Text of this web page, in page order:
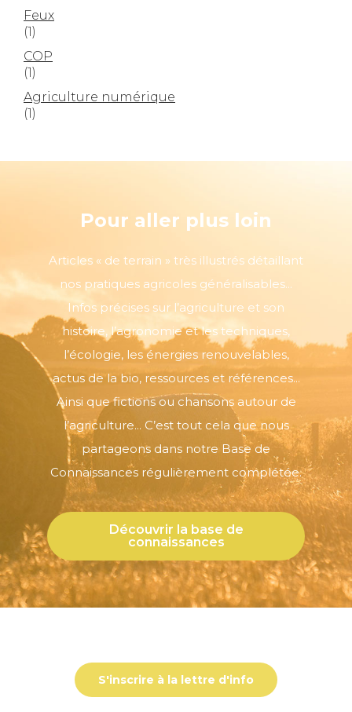
Feux
(1)
COP
(1)
Agriculture numérique
(1)
Pour aller plus loin
Articles « de terrain » très illustrés détaillant
nos pratiques agricoles généralisables...
Infos précises sur l’agriculture et son
histoire, l’agronomie et les techniques,
l’écologie, les énergies renouvelables,
actus de la bio, ressources et références...
Ainsi que fictions ou chansons autour de
l’agriculture... C’est tout cela que nous
partageons dans notre Base de
Connaissances régulièrement complétée.
Découvrir la base de
connaissances
S'inscrire à la lettre d'info